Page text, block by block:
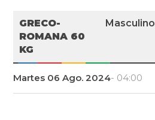
GRECO-
ROMANA 60
KG
Masculino
Martes 06 Ago. 2024- 04:00